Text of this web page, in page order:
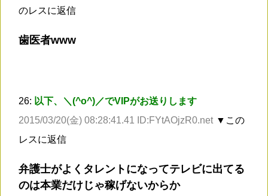
のレスに返信
歯医者www
26: 以下、＼(^o^)／でVIPがお送りします
2015/03/20(金) 08:28:41.41 ID:FYtAOjzR0.net ▼この
レスに返信
弁護士がよくタレントになってテレビに出てる
のは本業だけじゃ稼げないからか